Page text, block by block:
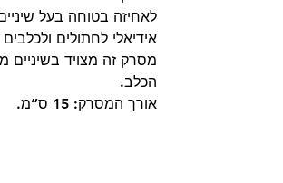
לאחיזה בטוחה בעל
מסרק זה מצויד בשיניים
הכלב.
אורך המסרק: 15 ס”מ.